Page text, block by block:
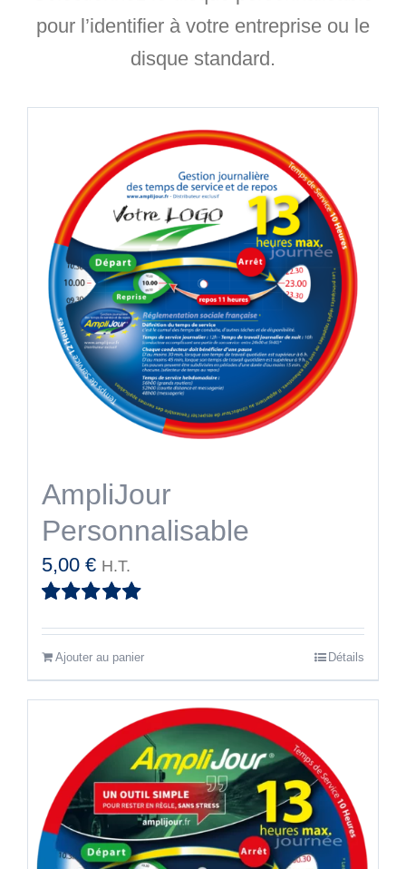
pour l’identifier à votre entreprise ou le
disque standard.
AmpliJour
Personnalisable
5
5,00 € H.T.
Ajouter au panier Détails